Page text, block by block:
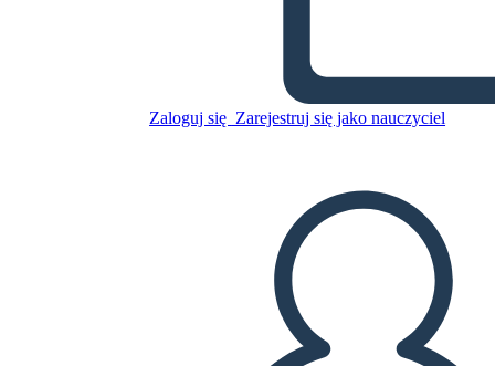
Zaloguj się Zarejestruj się jako nauczyciel
ODTWARZANIE POKAZU SLAJDÓW
PRZECZYTAJ MI